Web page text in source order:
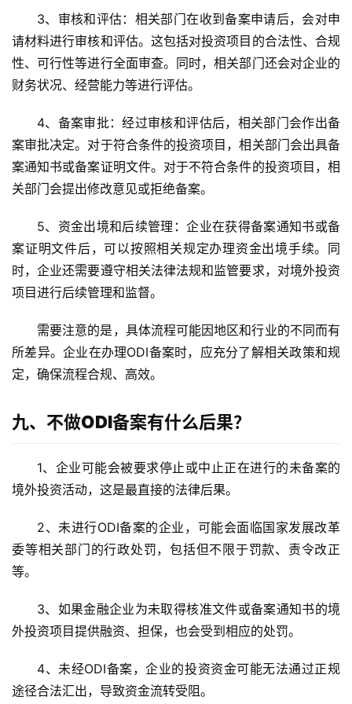
3、审核和评估：相关部门在收到备案申请后，会对申
请材料进行审核和评估。这包括对投资项目的合法性、合规
性、可行性等进行全面审查。同时，相关部门还会对企业的
财务状况、经营能力等进行评估。
4、备案审批：经过审核和评估后，相关部门会作出备
案审批决定。对于符合条件的投资项目，相关部门会出具备
案通知书或备案证明文件。对于不符合条件的投资项目，相
关部门会提出修改意见或拒绝备案。
5、资金出境和后续管理 ：企业在获得备案通知书或备
案证明文件后，可以按照相关规定办理资金出境手续。同
时，企业还需要遵守相关法律法规和监管要求，对境外投资
项目进行后续管理和监督。
需要注意的是，具体流程可能因地区和行业的不同而有
所差异。企业在办理ODI备案时，应充分了解相关政策和规
定，确保流程合规、高效。
九、不做ODI备案有什么后果？
1、企业可能会被要求停止或中止正在进行的未备案的
境外投资活动，这是最直接的法律后果。
2、未进行ODI备案的企业，可能会面临国家发展改革
委等相关部门的行政处罚，包括但不限于罚款、责令改正
等。
3、如果金融企业为未取得核准文件或备案通知书的境
外投资项目提供融资、担保，也会受到相应的处罚。
4、未经ODI备案，企业的投资资金可能无法通过正规
途径合法汇出，导致资金流转受阻。